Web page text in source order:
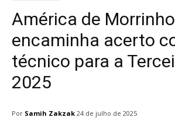
América de
encaminha acerto
técnico para a
2025
Por Samih Zakzak 24 de julho de 2025